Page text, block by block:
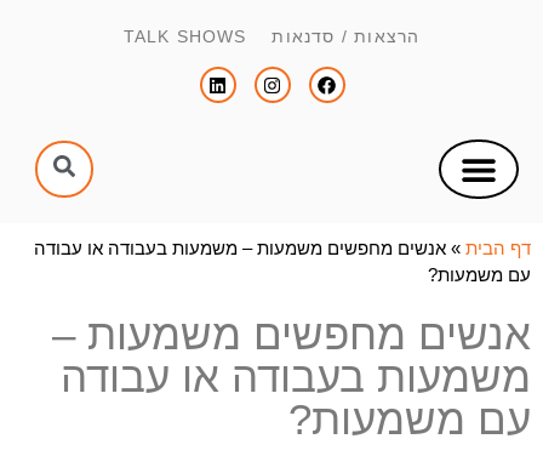
הרצאות / סדנאות TALK SHOWS
דף הבית » אנשים מחפשים משמעות – משמעות בעבודה או עבודה
עם משמעות?
אנשים מחפשים משמעות –
משמעות בעבודה או עבודה
עם משמעות?